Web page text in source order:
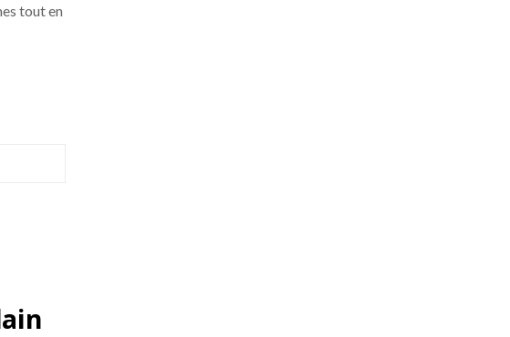
tout en